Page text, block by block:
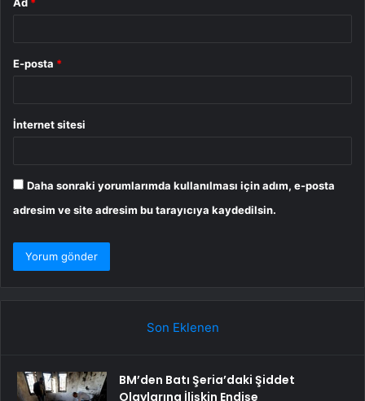
E-posta *
İnternet sitesi
Daha sonraki yorumlarımda kullanılması için adım, e-posta
adresim ve site adresim bu tarayıcıya kaydedilsin.
Son Eklenen
BM’den Batı Şeria’daki Şiddet
Olaylarına İlişkin Endişe